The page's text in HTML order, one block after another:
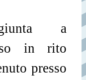
a
in rito
presso